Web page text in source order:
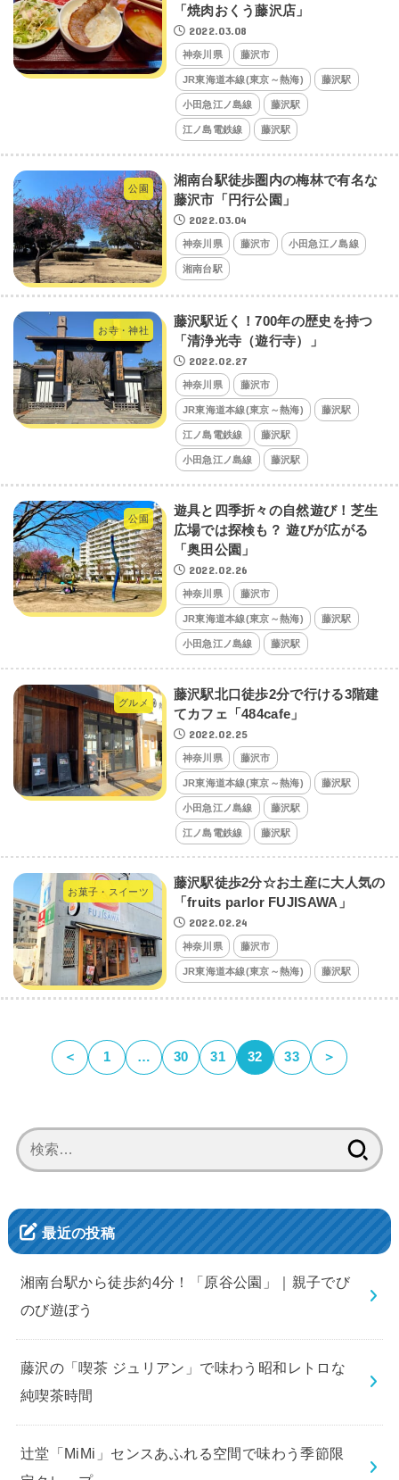
「焼肉おくう藤沢店」
2022.03.08
神奈川県 藤沢市
JR東海道本線(東京～熱海) 藤沢駅
小田急江ノ島線 藤沢駅
江ノ島電鉄線 藤沢駅
公園
湘南台駅徒歩圏内の梅林で有名な
藤沢市「円行公園」
2022.03.04
神奈川県 藤沢市 小田急江ノ島線
湘南台駅
お寺・神社
藤沢駅近く！700年の歴史を持つ
「清浄光寺（遊行寺）」
2022.02.27
神奈川県 藤沢市
JR東海道本線(東京～熱海) 藤沢駅
江ノ島電鉄線 藤沢駅
小田急江ノ島線 藤沢駅
公園
遊具と四季折々の自然遊び！芝生
広場では探検も？ 遊びが広がる
「奥田公園」
2022.02.26
神奈川県 藤沢市
JR東海道本線(東京～熱海) 藤沢駅
小田急江ノ島線 藤沢駅
グルメ
藤沢駅北口徒歩2分で行ける3階建
てカフェ「484cafe」
2022.02.25
神奈川県 藤沢市
JR東海道本線(東京～熱海) 藤沢駅
小田急江ノ島線 藤沢駅
江ノ島電鉄線 藤沢駅
お菓子・スイーツ
藤沢駅徒歩2分☆お土産に大人気の
「fruits parlor FUJISAWA」
2022.02.24
神奈川県 藤沢市
JR東海道本線(東京～熱海) 藤沢駅
＜ 1 … 30 31 32 33 ＞
索:
最近の投稿
湘南台駅から徒歩約4分！「原谷公園」｜親子でび
のび遊ぼう
藤沢の「喫茶 ジュリアン」で味わう昭和レトロな
純喫茶時間
辻堂「MiMi」センスあふれる空間で味わう季節限